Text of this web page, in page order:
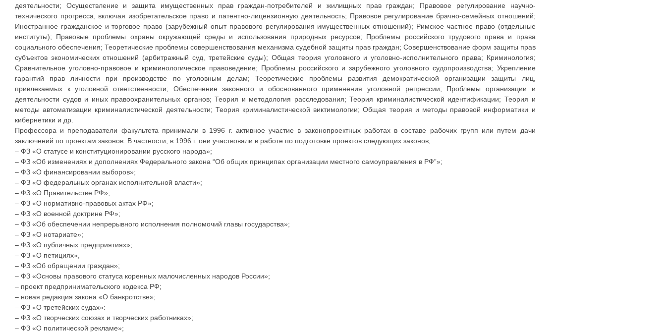
деятельности; Осуществление и защита имущественных прав граждан-потребителей и жилищных прав граждан; Правовое регулирование научно-
технического прогресса, включая изобретательское право и патентно-лицензионную деятельность; Правовое регулирование брачно-семейных отношений;
Иностранное гражданское и торговое право (зарубежный опыт правового регулирования имущественных отношений); Римское частное право (отдельные
институты); Правовые проблемы охраны окружающей среды и использования природных ресурсов; Проблемы российского трудового права и права
социального обеспечения; Теоретические проблемы совершенствования механизма судебной защиты прав граждан; Совершенствование форм защиты прав
субъектов экономических отношений (арбитражный суд, третейские суды); Общая теория уголовного и уголовно-исполнительного права; Криминология;
Сравнительное уголовно-правовое и криминологическое правоведение; Проблемы российского и зарубежного уголовного судопроизводства; Укрепление
гарантий прав личности при производстве по уголовным делам; Теоретические проблемы развития демократической организации защиты лиц,
привлекаемых к уголовной ответственности; Обеспечение законного и обоснованного применения уголовной репрессии; Проблемы организации и
деятельности судов и иных правоохранительных органов; Теория и методология расследования; Теория криминалистической идентификации; Теория и
методы автоматизации криминалистической деятельности; Теория криминалистической виктимологии; Общая теория и методы правовой информатики и
кибернетики и др.
Профессора и преподаватели факультета принимали в 1996 г. активное участие в законопроектных работах в составе рабочих групп или путем дачи
заключений по проектам законов. В частности, в 1996 г. они участвовали в работе по подготовке проектов следующих законов;
– ФЗ «О статусе и конституционировании русского народа»;
– ФЗ «Об изменениях и дополнениях Федерального закона “Об общих принципах организации местного самоуправления в РФ”»;
– ФЗ «О финансировании выборов»;
– ФЗ «О федеральных органах исполнительной власти»;
– ФЗ «О Правительстве РФ»;
– ФЗ «О нормативно-правовых актах РФ»;
– ФЗ «О военной доктрине РФ»;
– ФЗ «Об обеспечении непрерывного исполнения полномочий главы государства»;
– ФЗ «О нотариате»;
– ФЗ «О публичных предприятиях»;
– ФЗ «О петициях»,
– ФЗ «Об обращении граждан»;
– ФЗ «Основы правового статуса коренных малочисленных народов России»;
– проект предпринимательского кодекса РФ;
– новая редакция закона «О банкротстве»;
– ФЗ «О третейских судах»:
– ФЗ «О творческих союзах и творческих работниках»;
– ФЗ «О политической рекламе»;